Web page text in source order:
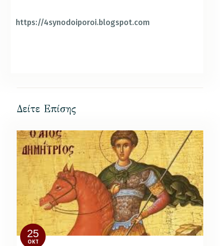
https://4synodoiporoi.blogspot.com
Δείτε Επίσης
25
ΟΚΤ